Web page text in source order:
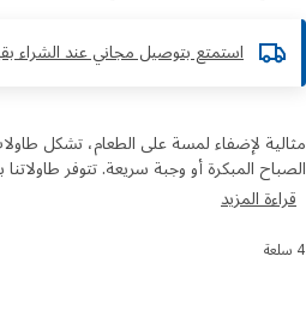
استمتع بتوصيل مجاني عند الشراء بقيمة 1,500 ريال أو
لإضفاء لمسة على الطعام، تشكل طاولات
المبكرة أو وجبة سريعة. تتوفر طاولاتنا
يمكنك دائمًا العثور على ما يناسب ذوقك
المزيد
والتصفية